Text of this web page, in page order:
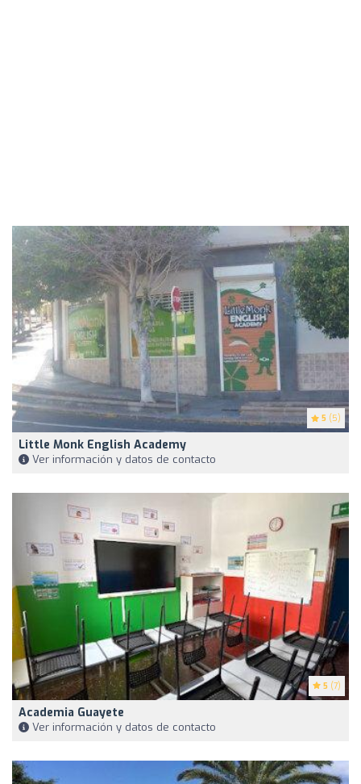
5 (5)
Little Monk English Academy
Ver información y datos de contacto
5 (7)
Academia Guayete
Ver información y datos de contacto